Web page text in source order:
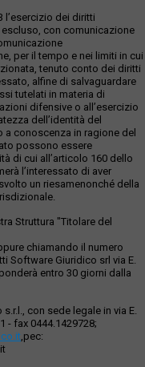
l’esercizio dei diritti
con comunicazione
per il tempo e nei limiti in cui
tenuto conto dei diritti
alfine di salvaguardare
tutelati in materia di
difensive o all’esercizio
dell’identità del
a conoscenza in ragione del
possono essere
di cui all’articolo 160 dello
l’interessato di aver
un riesamenonché della
Struttura "Titolare del
chiamando il numero
Software Giuridico srl via E.
entro 30 giorni dalla
con sede legale in via E.
- fax 0444.1429728;
,pec: